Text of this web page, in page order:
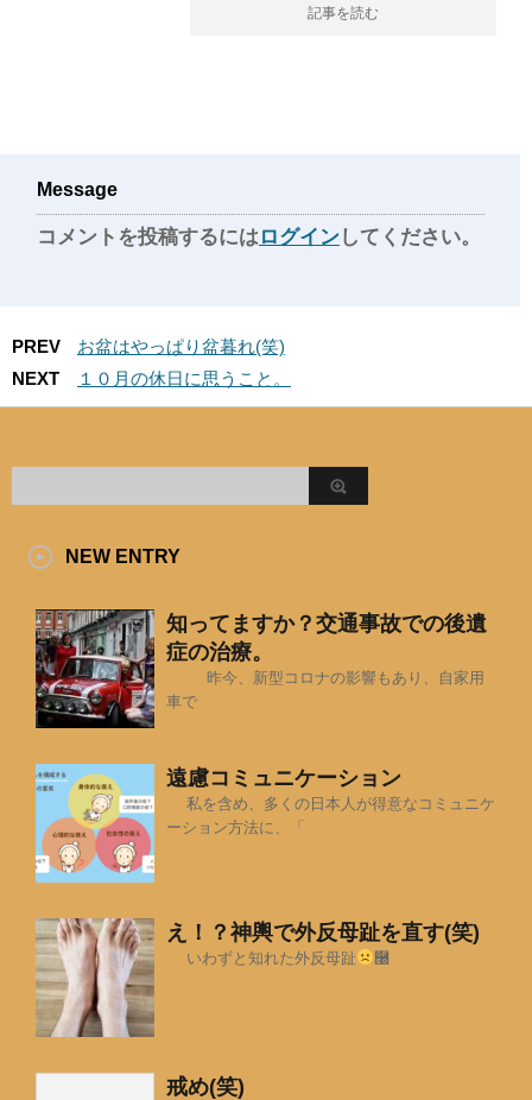
記事を読む
Message
コメントを投稿するにはログインしてください。
PREV
お盆はやっぱり盆暮れ(笑)
NEXT
１０月の休日に思うこと。
NEW ENTRY
知ってますか？交通事故での後遺
症の治療。
昨今、新型コロナの影響もあり、自家用
車で
遠慮コミュニケーション
私を含め、多くの日本人が得意なコミュニケ
ーション方法に、「
え！？神輿で外反母趾を直す(笑)
いわずと知れた外反母趾 ࿠
戒め(笑)